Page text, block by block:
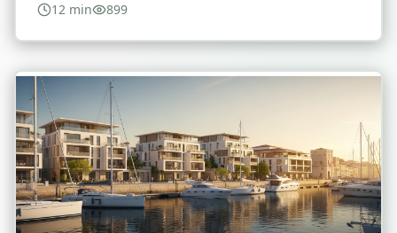
12 min 899